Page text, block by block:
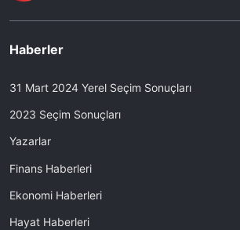
Haberler
31 Mart 2024 Yerel Seçim Sonuçları
2023 Seçim Sonuçları
Yazarlar
Finans Haberleri
Ekonomi Haberleri
Hayat Haberleri